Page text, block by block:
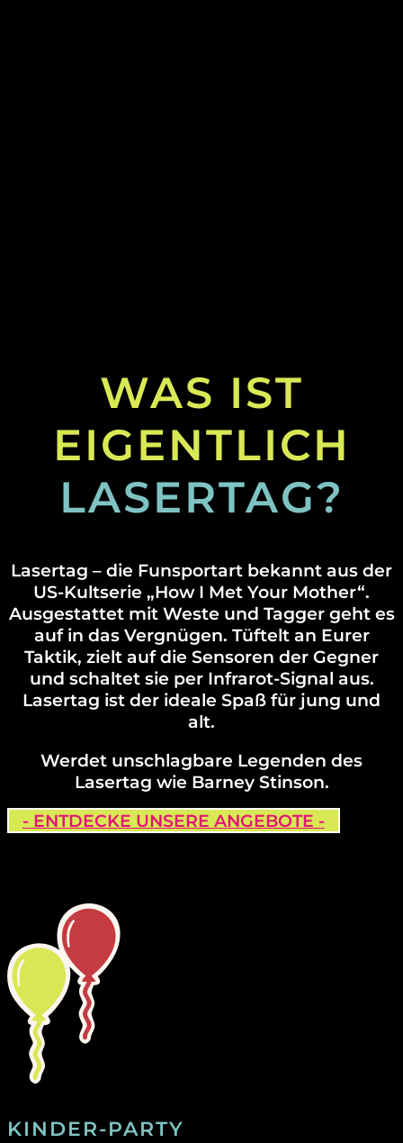
WAS IST
EIGENTLICH
LASERTAG?
Lasertag – die Funsportart bekannt aus der
US-Kultserie „How I Met Your Mother“.
Ausgestattet mit Weste und Tagger geht es
auf in das Vergnügen. Tüftelt an Eurer
Taktik, zielt auf die Sensoren der Gegner
und schaltet sie per Infrarot-Signal aus.
Lasertag ist der ideale Spaß für jung und
alt.
Werdet unschlagbare Legenden des
Lasertag wie Barney Stinson.
- ENTDECKE UNSERE ANGEBOTE -
KINDER-PARTY